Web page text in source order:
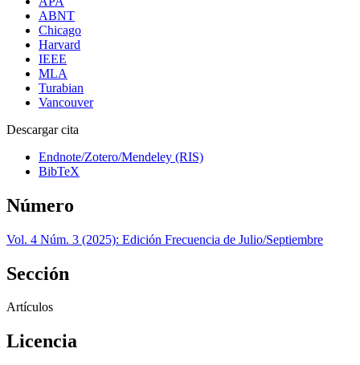
ABNT
Chicago
Harvard
IEEE
MLA
Turabian
Vancouver
Descargar cita
Endnote/Zotero/Mendeley (RIS)
BibTeX
Número
Vol. 4 Núm. 3 (2025): Edición Frecuencia de Julio/Septiembre
Sección
Artículos
Licencia